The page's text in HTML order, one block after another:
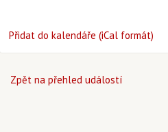
Přidat do kalendáře (iCal formát)
Zpět na přehled událostí